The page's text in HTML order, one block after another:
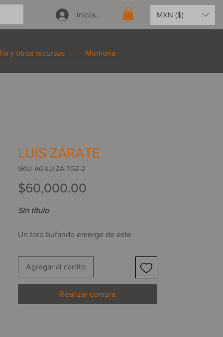
Iniciar sesión MXN ($)
y otros recursos Memoria
LUIS ZÁRATE
SKU: AG-LU.ZA-TGZ-2
$60,000.00
Sin título
Un toro bufando emerge de este
pareciera estar lograda con pintura y
pincel.
Agregar al carrito
Realizar compra